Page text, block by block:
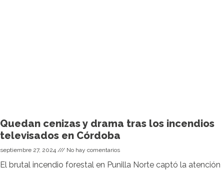
Quedan cenizas y drama tras los incendios
televisados en Córdoba
septiembre 27, 2024 No hay comentarios
El brutal incendio forestal en Punilla Norte captó la atención